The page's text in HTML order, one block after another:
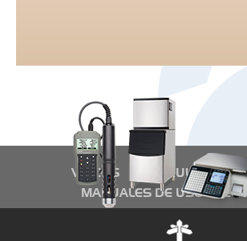
VIDEOS ARTÍCULOS DE
MANUALES DE USO